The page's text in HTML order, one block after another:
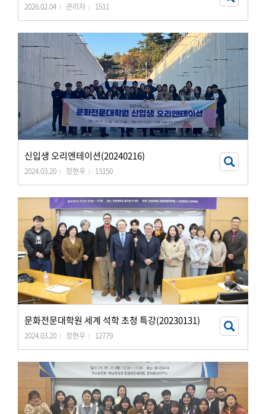
2026.02.04 관리자 1511
신입생 오리엔테이션(20240216)
2024.03.20 정현우 13150
문화전문대학원 세계 석학 초청 특강(20230131)
2024.03.20 정현우 12779